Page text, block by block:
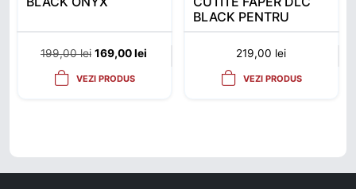
199,00lei Prețul inițial a fost: 199,00 lei.
169,00leiPrețul curent este: 169,00 lei.
VEZI PRODUS
BLACK PENTRU
CLIPPER
219,00 lei
VEZI PRODUS